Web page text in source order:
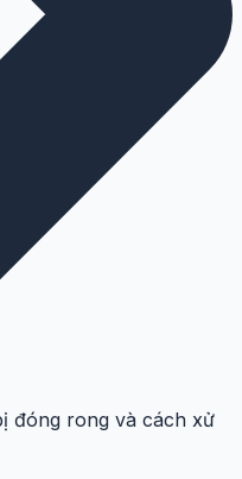
đóng rong và cách xử